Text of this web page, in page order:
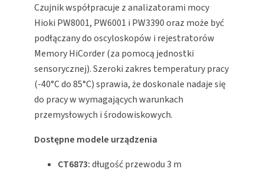
Czujnik współpracuje z analizatorami mocy
Hioki PW8001, PW6001 i PW3390 oraz może być
podłączany do oscyloskopów i rejestratorów
Memory HiCorder (za pomocą jednostki
sensorycznej). Szeroki zakres temperatury pracy
(-40°C do 85°C) sprawia, że doskonale nadaje się
do pracy w wymagających warunkach
przemysłowych i środowiskowych.
Dostępne modele urządzenia
CT6873:długość przewodu 3 m